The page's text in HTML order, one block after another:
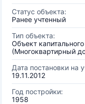
Статус объекта:
Ранее учтенный
Тип объекта:
Объект
(Многоквартирный
Дата постановки на
19.11.2012
Год постройки:
1958